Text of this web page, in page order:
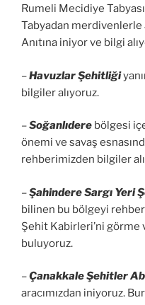
Rumeli Mecidiye
Tabyadan merdivenlerle
Anıtına iniyor ve bilgi
–Havuzlar Şehitliği
bilgiler alıyoruz.
–Soğanlıdere bölgesi
önemi ve savaş
rehberimizden bilgiler
–Şahindere Sargı Yeri
bilinen bu bölgeyi
Şehit Kabirleri’ni görme
buluyoruz.
–Çanakkale Şehitler
aracımızdan iniyoruz.